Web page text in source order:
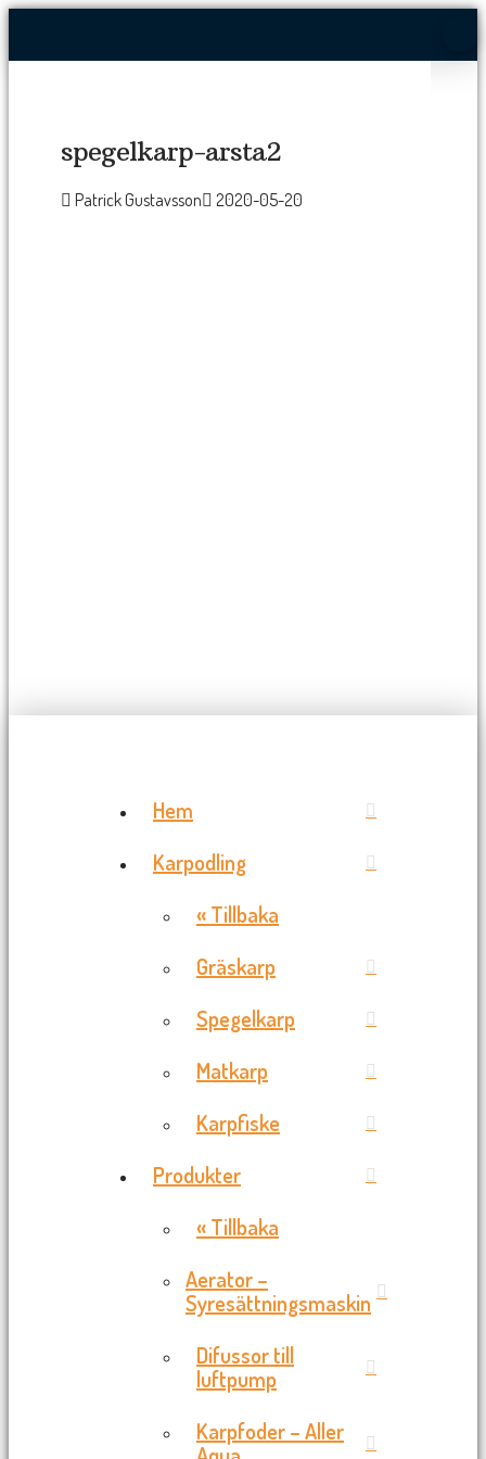
spegelkarp-arsta2
Patrick Gustavsson 2020-05-20
Hem
Karpodling
« Tillbaka
Gräskarp
Spegelkarp
Matkarp
Karpfiske
Produkter
« Tillbaka
Aerator –
Syresättningsmaskin
Difussor till
luftpump
Karpfoder – Aller